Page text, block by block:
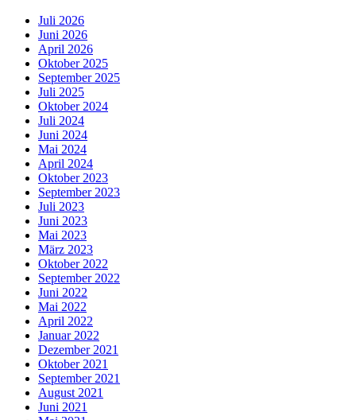
Juli 2026
Juni 2026
April 2026
Oktober 2025
September 2025
Juli 2025
Oktober 2024
Juli 2024
Juni 2024
Mai 2024
April 2024
Oktober 2023
September 2023
Juli 2023
Juni 2023
Mai 2023
März 2023
Oktober 2022
September 2022
Juni 2022
Mai 2022
April 2022
Januar 2022
Dezember 2021
Oktober 2021
September 2021
August 2021
Juni 2021